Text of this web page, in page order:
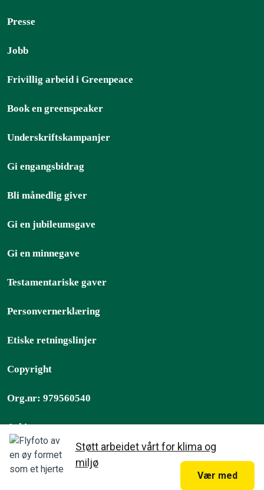
Støtt arbeidet vårt for klima og
miljø
Vær med
Presse
Jobb
Frivillig arbeid i Greenpeace
Book en greenspeaker
Underskriftskampanjer
Gi engangsbidrag
Bli månedlig giver
Gi en jubileumsgave
Gi en minnegave
Testamentariske gaver
Personvernerklæring
Etiske retningslinjer
Copyright
Org.nr: 979560540
Arkiv
Greenpeace Norge 2026
Med mindre annet er opplyst
, er teksten på denne hjemmesiden